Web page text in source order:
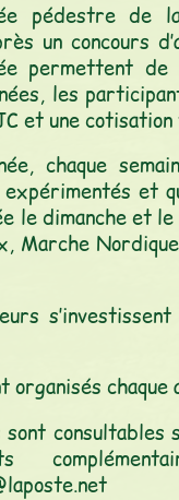
pédestre de
un concours
permettent
les
et une
chaque
expérimentés et
le dimanche et
Marche
chaque
sont